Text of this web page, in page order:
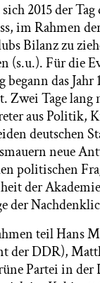
2015 der Tag
im Rahmen
Bilanz zu
(s.u.). Für die
das
Zwei Tage lang
aus Politik,
deutschen
neue
politischen
der
der
teil Hans
der DDR),
Partei in